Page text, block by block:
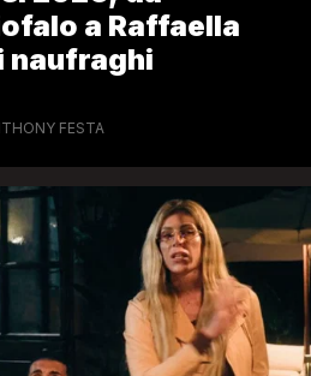
a Raffaella
naufraghi
FESTA